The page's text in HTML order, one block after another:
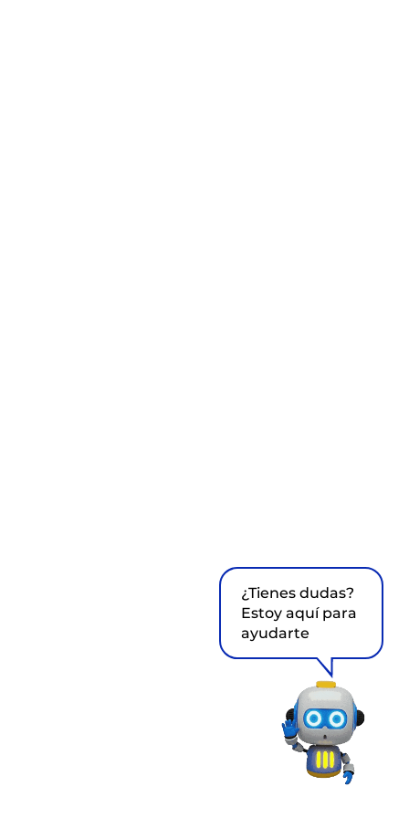
¿Tienes dudas?
Estoy aquí para
ayudarte